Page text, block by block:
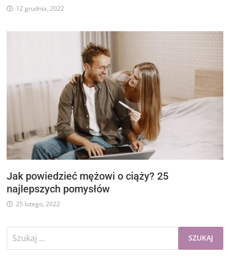
12 grudnia, 2022
Jak powiedzieć mężowi o ciąży? 25
najlepszych pomysłów
25 lutego, 2022
Szukaj: